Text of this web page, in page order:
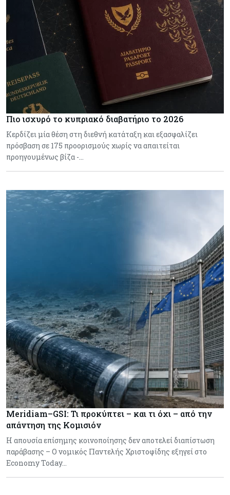
Πιο ισχυρό το κυπριακό διαβατήριο το 2026
Κερδίζει μία θέση στη διεθνή κατάταξη και εξασφαλίζει
πρόσβαση σε 175 προορισμούς χωρίς να απαιτείται
προηγουμένως βίζα -…
Meridiam–GSI: Τι προκύπτει – και τι όχι – από την
απάντηση της Κομισιόν
Η απουσία επίσημης κοινοποίησης δεν αποτελεί διαπίστωση
παράβασης – Ο νομικός Παντελής Χριστοφίδης εξηγεί στο
Economy Today…